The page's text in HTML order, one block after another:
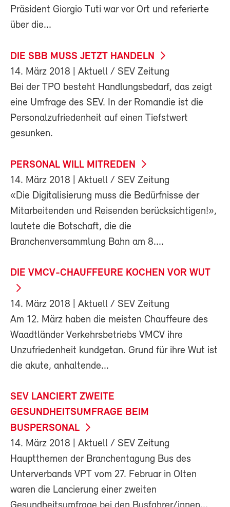
Präsident Giorgio Tuti war vor Ort und referierte
über die...
DIE SBB MUSS JETZT HANDELN
14. März 2018 | Aktuell / SEV Zeitung
Bei der TPO besteht Handlungsbedarf, das zeigt
eine Umfrage des SEV. In der Romandie ist die
Personalzufriedenheit auf einen Tiefstwert
gesunken.
PERSONAL WILL MITREDEN
14. März 2018 | Aktuell / SEV Zeitung
«Die Digitalisierung muss die Bedürfnisse der
Mitarbeitenden und Reisenden berücksichtigen!»,
lautete die Botschaft, die die
Branchenversammlung Bahn am 8....
DIE VMCV-CHAUFFEURE KOCHEN VOR WUT
14. März 2018 | Aktuell / SEV Zeitung
Am 12. März haben die meisten Chauffeure des
Waadtländer Verkehrsbetriebs VMCV ihre
Unzufriedenheit kundgetan. Grund für ihre Wut ist
die akute, anhaltende...
SEV LANCIERT ZWEITE
GESUNDHEITSUMFRAGE BEIM
BUSPERSONAL
14. März 2018 | Aktuell / SEV Zeitung
Hauptthemen der Branchentagung Bus des
Unterverbands VPT vom 27. Februar in Olten
waren die Lancierung einer zweiten